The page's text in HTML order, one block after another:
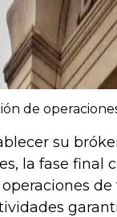
de
su
la fase final